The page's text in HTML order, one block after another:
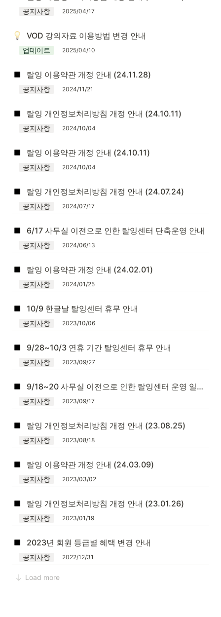
공지사항 2025/04/17
VOD 강의자료 이용방법 변경 안내
업데이트 2025/04/10
탈잉 이용약관 개정 안내 (24.11.28)
공지사항 2024/11/21
탈잉 개인정보처리방침 개정 안내 (24.10.11)
공지사항 2024/10/04
탈잉 이용약관 개정 안내 (24.10.11)
공지사항 2024/10/04
탈잉 개인정보처리방침 개정 안내 (24.07.24)
공지사항 2024/07/17
6/17 사무실 이전으로 인한 탈잉센터 단축운영 안내
공지사항 2024/06/13
탈잉 이용약관 개정 안내 (24.02.01)
공지사항 2024/01/25
10/9 한글날 탈잉센터 휴무 안내
공지사항 2023/10/06
9/28~10/3 연휴 기간 탈잉센터 휴무 안내
공지사항 2023/09/27
9/18~20 사무실 이전으로 인한 탈잉센터 운영 일시 중지 안내
공지사항 2023/09/17
탈잉 개인정보처리방침 개정 안내 (23.08.25)
공지사항 2023/08/18
탈잉 이용약관 개정 안내 (24.03.09)
공지사항 2023/03/02
탈잉 개인정보처리방침 개정 안내 (23.01.26)
공지사항 2023/01/19
2023년 회원 등급별 혜택 변경 안내
공지사항 2022/12/31
Load more